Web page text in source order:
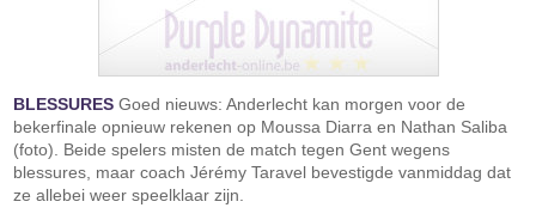
BLESSURES Goed nieuws: Anderlecht kan morgen voor de
bekerfinale opnieuw rekenen op Moussa Diarra en Nathan Saliba
(foto). Beide spelers misten de match tegen Gent wegens
blessures, maar coach Jérémy Taravel bevestigde vanmiddag dat
ze allebei weer speelklaar zijn.